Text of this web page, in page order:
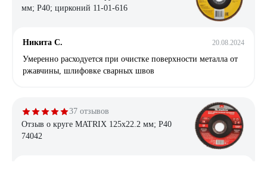
мм; P40; цирконий 11-01-616
Никита С. 20.08.2024
Умеренно расходуется при очистке поверхности металла от
ржавчины, шлифовке сварных швов
37 отзывов
Отзыв о круге MATRIX 125х22.2 мм; P40
74042